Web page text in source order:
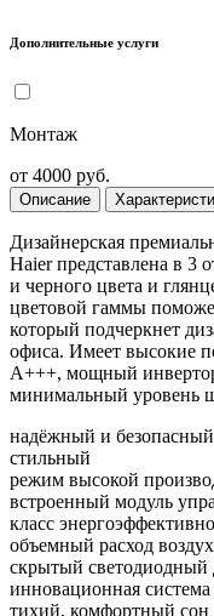
Дополнительные услуги
Монтаж
от 4000 руб.
Описание
Дизайнерская
Haier представлена в 3
и черного цвета и
цветовой гаммы
который подчеркнет
офиса. Имеет высокие
А+++, мощный
минимальный уровень
надёжный и безопасный
стильный
режим высокой
встроенный модуль
класс
объемный расход
скрытый светодиодный
инновационная
тихий, комфортный сон